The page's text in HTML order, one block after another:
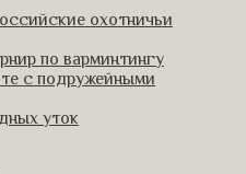
охотничьи
по варминтингу
с подружейными
уток